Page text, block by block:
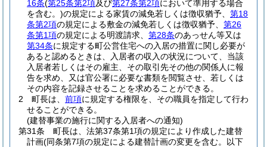
16条(第25条第2項及び第27条第2項において準用する場合
を含む。)の規定による家賃の減免若しくは徴収猶予、 第18
条第2項の規定による敷金の減免若しくは徴収猶予、 第26
条第1項の規定による明渡請求、 第28条のあっせん等又は
第34条に規定する町公営住宅への入居の措置に関し必要が
あると認めるときは、入居者の収入の状況について、当該
入居者若しくはその雇主、その取引先その他の関係人に報
告を求め、又は官公署に必要な書類を閲覧させ、若しくは
その内容を記録させることを求めることができる。
2
町長は、 前項に規定する権限を、その職員を指定して行わ
せることができる。
(建替事業の施行に関する入居者への通知)
第31条
町長は、法第37条第1項の規定により作成した建替
計画(同条第7項の規定による建替計画の変更を含む。以下